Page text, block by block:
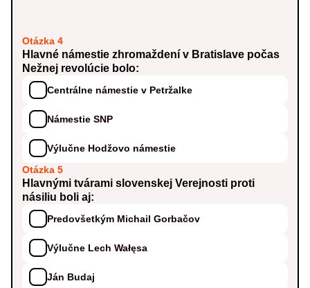
Otázka 4
Hlavné námestie zhromaždení v Bratislave počas
Nežnej revolúcie bolo:
Centrálne námestie v Petržalke
Námestie SNP
Výlučne Hodžovo námestie
Otázka 5
Hlavnými tvárami slovenskej Verejnosti proti
násiliu boli aj:
Predovšetkým Michail Gorbačov
Výlučne Lech Wałęsa
Ján Budaj